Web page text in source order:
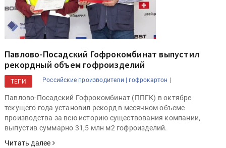
Павлово-Посадский Гофрокомбинат выпустил
рекордный объем гофроизделий
ТЕГИ Российские производители | гофрокартон |
Павлово-Посадский Гофрокомбинат (ППГК) в октябре
текущего года установил рекорд в месячном объеме
производства за всю историю существования компании,
выпустив суммарно 31,5 млн м2 гофроизделий.
Читать далее